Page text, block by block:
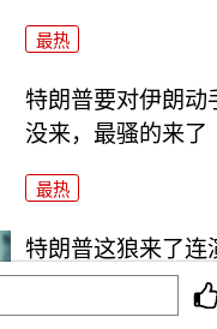
最热
特朗普要对伊朗动
没来，最骚的来了
最热
特朗普这狼来了连
朗：你猜我信不信？